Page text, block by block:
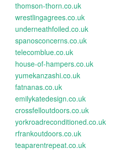
thomson-thorn.co.uk
wrestlingagrees.co.uk
underneathfoiled.co.uk
spanosconcerns.co.uk
telecomblue.co.uk
house-of-hampers.co.uk
yumekanzashi.co.uk
fatnanas.co.uk
emilykatedesign.co.uk
crossfelloutdoors.co.uk
yorkroadreconditioned.co.uk
rfrankoutdoors.co.uk
teaparentrepeat.co.uk